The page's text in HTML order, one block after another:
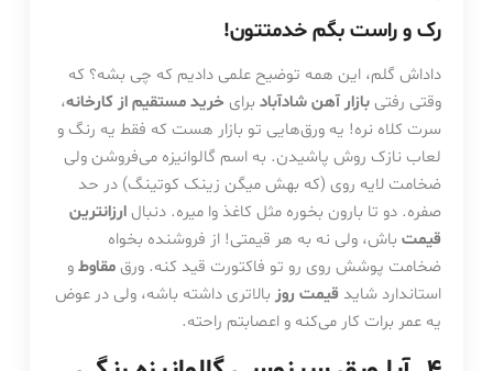
رک و راست بگم خدمتتون!
داداش گلم، این همه توضیح علمی دادیم که چی بشه؟ که
وقتی رفتی بازار آهن شادآبادبرای خرید مستقیم از کارخانه،
سرت کلاه نره! یه ورق‌هایی تو بازار هست که فقط یه رنگ و
لعاب نازک روش پاشیدن. به اسم گالوانیزه می‌فروشن ولی
ضخامت لایه روی (که بهش میگن زینک کوتینگ) در حد
صفره. دو تا بارون بخوره مثل کاغذ وا میره. دنبال ارزانترین
قیمتباش، ولی نه به هر قیمتی! از فروشنده بخواه
ضخامت پوشش روی رو تو فاکتورت قید کنه. ورق مقاوطو
استاندارد شاید قیمت روزبالاتری داشته باشه، ولی در عوض
یه عمر برات کار می‌کنه و اعصابتم راحته.